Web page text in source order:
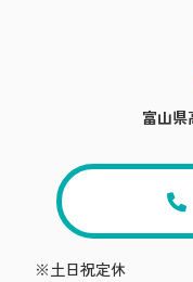
富山県
※土日祝定休